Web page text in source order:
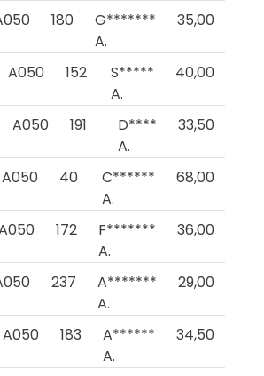
180
G*******
A.
35,00
A050 152
S*****
A.
40,00
A050 191
D****
A.
33,50
A050 40
C******
A.
68,00
172
F*******
A.
36,00
237
A*******
A.
29,00
A050 183
A******
A.
34,50